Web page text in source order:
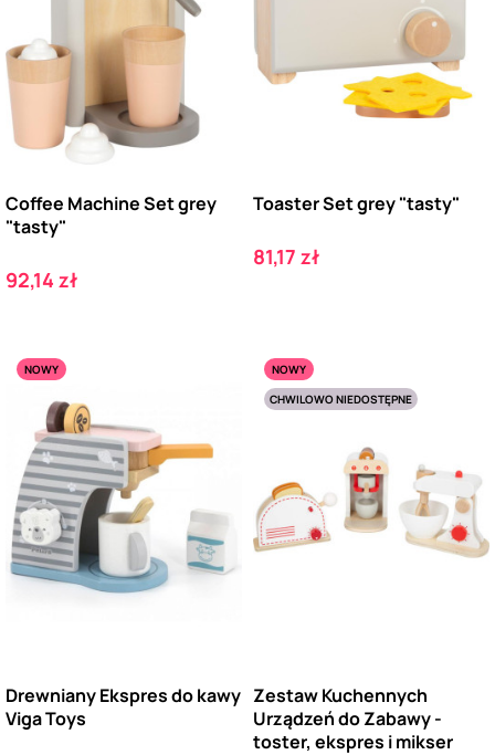
Coffee Machine Set grey
"tasty"
Cena
92,14 zł
Toaster Set grey "tasty"
Cena
81,17 zł
NOWY
Drewniany Ekspres do kawy
Viga Toys
NOWY
CHWILOWO NIEDOSTĘPNE
Zestaw Kuchennych
Urządzeń do Zabawy -
toster, ekspres i mikser